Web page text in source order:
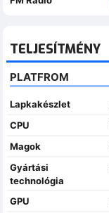
TELJESÍTMÉNY
PLATFROM
Lapkakészlet
CPU
Magok
Gyártási
technológia
GPU